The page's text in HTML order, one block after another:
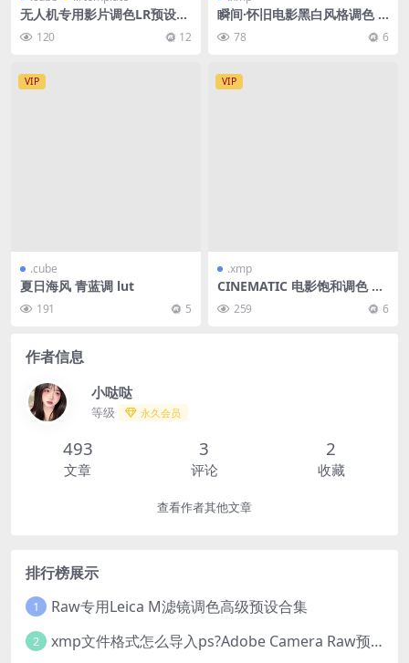
无人机专用影片调色LR预设&
视频调色Luts 113+款大合集
120 12
瞬间·怀旧电影黑白风格调色 F
ILM BW
78 6
VIP
.cube
夏日海风 青蓝调 lut
191 5
VIP
.xmp
CINEMATIC 电影饱和调色 Li
ghtroom预设
259 6
作者信息
小哒哒
等级 永久会员
493
文章
3
评论
2
收藏
查看作者其他文章
排行榜展示
1 Raw专用Leica M滤镜调色高级预设合集
2 xmp文件格式怎么导入ps?Adobe Camera Raw预设导入方法,ACR预设安装教程xmp文件格式怎么导入ps